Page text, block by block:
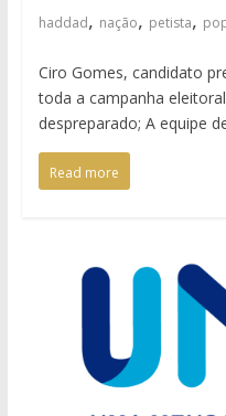
haddad, nação, petista,
Ciro Gomes, candidato
toda a campanha
despreparado; A equipe
Read more